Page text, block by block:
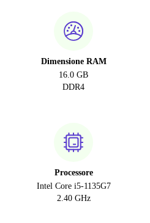
Dimensione RAM
16.0 GB
DDR4
Processore
Intel Core i5-1135G7
2.40 GHz